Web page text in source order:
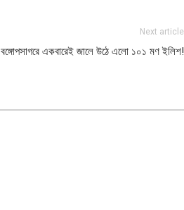
Next article
বঙ্গোপসাগরে একবারেই জালে উঠে এলো ১০১ মণ ইলিশ!